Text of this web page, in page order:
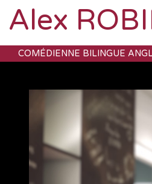
Alex
COMÉDIENNE BILINGUE